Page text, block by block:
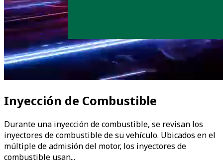
Inyección de Combustible
Durante una inyección de combustible, se revisan los
inyectores de combustible de su vehículo. Ubicados en el
múltiple de admisión del motor, los inyectores de
combustible usan...